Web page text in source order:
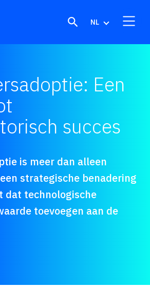
NL
Een
succes
is meer dan alleen
strategische benadering
dat technologische
toevoegen aan de